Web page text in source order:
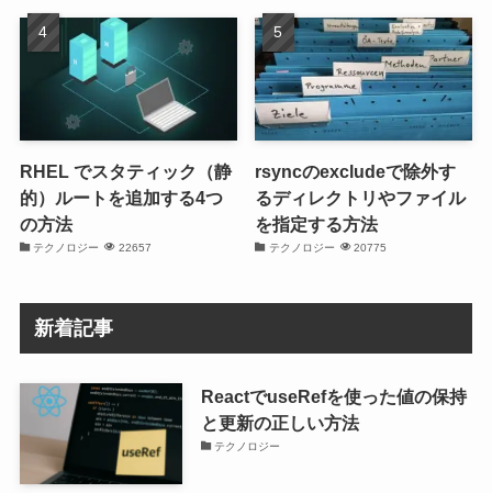
RHEL でスタティック（静
的）ルートを追加する4つ
の方法
テクノロジー 22657
rsyncのexcludeで除外す
るディレクトリやファイル
を指定する方法
テクノロジー 20775
新着記事
ReactでuseRefを使った値の保持
と更新の正しい方法
テクノロジー